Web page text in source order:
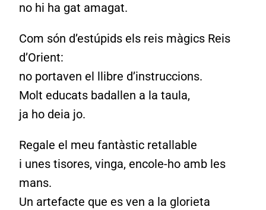
no hi ha gat amagat.
Com són d’estúpids els reis màgics Reis
d’Orient:
no portaven el llibre d’instruccions.
Molt educats badallen a la taula,
ja ho deia jo.
Regale el meu fantàstic retallable
i unes tisores, vinga, encole-ho amb les
mans.
Un artefacte que es ven a la glorieta